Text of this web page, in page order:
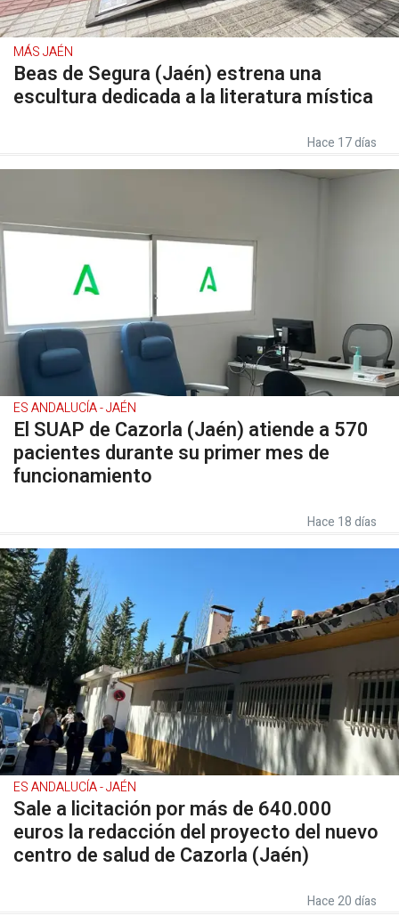
MÁS JAÉN
Beas de Segura (Jaén) estrena una
escultura dedicada a la literatura mística
Hace 17 días
ES ANDALUCÍA - JAÉN
El SUAP de Cazorla (Jaén) atiende a 570
pacientes durante su primer mes de
funcionamiento
Hace 18 días
ES ANDALUCÍA - JAÉN
Sale a licitación por más de 640.000
euros la redacción del proyecto del nuevo
centro de salud de Cazorla (Jaén)
Hace 20 días